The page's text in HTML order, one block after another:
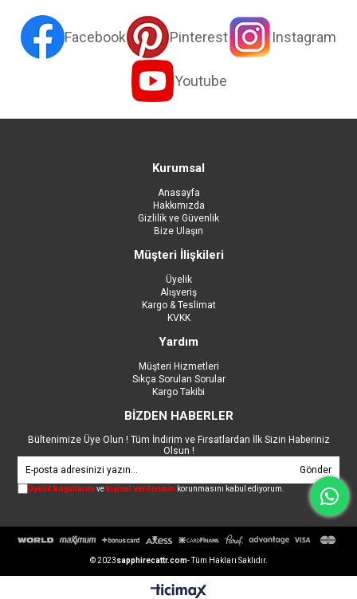
Facebook Pinterest Instagram
Youtube
Kurumsal
Anasayfa
Hakkımızda
Gizlilik ve Güvenlik
Bize Ulaşın
Müşteri İlişkileri
Üyelik
Alışveriş
Kargo & Teslimat
KVKK
Yardım
Müşteri Hizmetleri
Sıkça Sorulan Sorular
Kargo Takibi
BİZDEN HABERLER
Bültenimize Üye Olun ! Tüm İndirim ve Fırsatlardan İlk Sizin Haberiniz
Olsun !
Gönder
Üyelik koşullarını ve kişisel verilerimin korunmasını kabul ediyorum.
© 2023sapphirecattr.com- Tüm Hakları Saklıdır.